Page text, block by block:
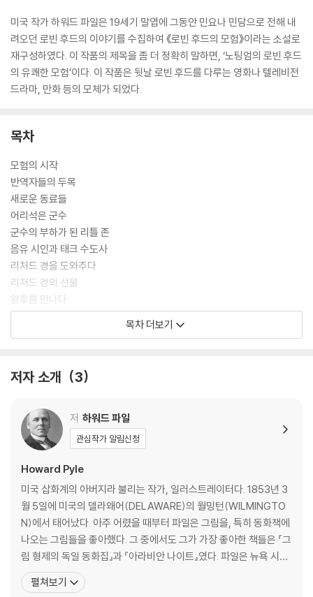
미국 작가 하워드 파일은 19세기 말엽에 그동안 민요나 민담으로 전해 내
려오던 로빈 후드의 이야기를 수집하여 《로빈 후드의 모험》이라는 소설로
재구성하였다. 이 작품의 제목을 좀 더 정확히 말하면, ‘노팅엄의 로빈 후드
의 유쾌한 모험’이다. 이 작품은 뒷날 로빈 후드를 다루는 영화나 텔레비전
드라마, 만화 등의 모체가 되었다.
목차
모험의 시작
반역자들의 두목
새로운 동료들
어리석은 군수
군수의 부하가 된 리틀 존
음유 시인과 태크 수도사
리처드 경을 도와주다
리처드 경의 선물
왕후를 만나다
군수를 골탕 먹이다
목차 더보기
저자 소개 3
저 하워드 파일
관심작가 알림신청
Howard Pyle
미국 삽화계의 아버지라 불리는 작가, 일러스트레이터다. 1853년 3
월 5일에 미국의 델라왜어(DELAWARE)의 월밍턴(WILMINGTO
N)에서 태어났다. 아주 어렸을 때부터 파일은 그림을, 특히 동화책에
나오는 그림들을 좋아했다. 그 중에서도 그가 가장 좋아한 책들은 『그
림 형제의 독일 동화집』과 『아라비안 나이트』였다. 파일은 뉴욕 시의
아트 스튜던츠 리그에서 공부했으며, 처음에는 알브레히트 뒤러의
양식을 본뜬 소묘로 주목을 받았다. 그가 잡지와 책에 그린 삽화들은
펼쳐보기